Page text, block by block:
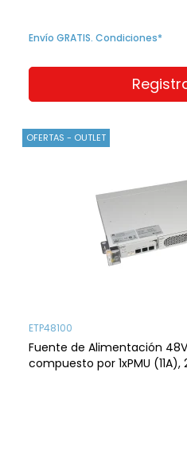
Envío GRATIS. Condiciones*
OFERTAS - OUTLET
ETP48100
Fuente de Alimentación
compuesto por 1xPMU (11A),